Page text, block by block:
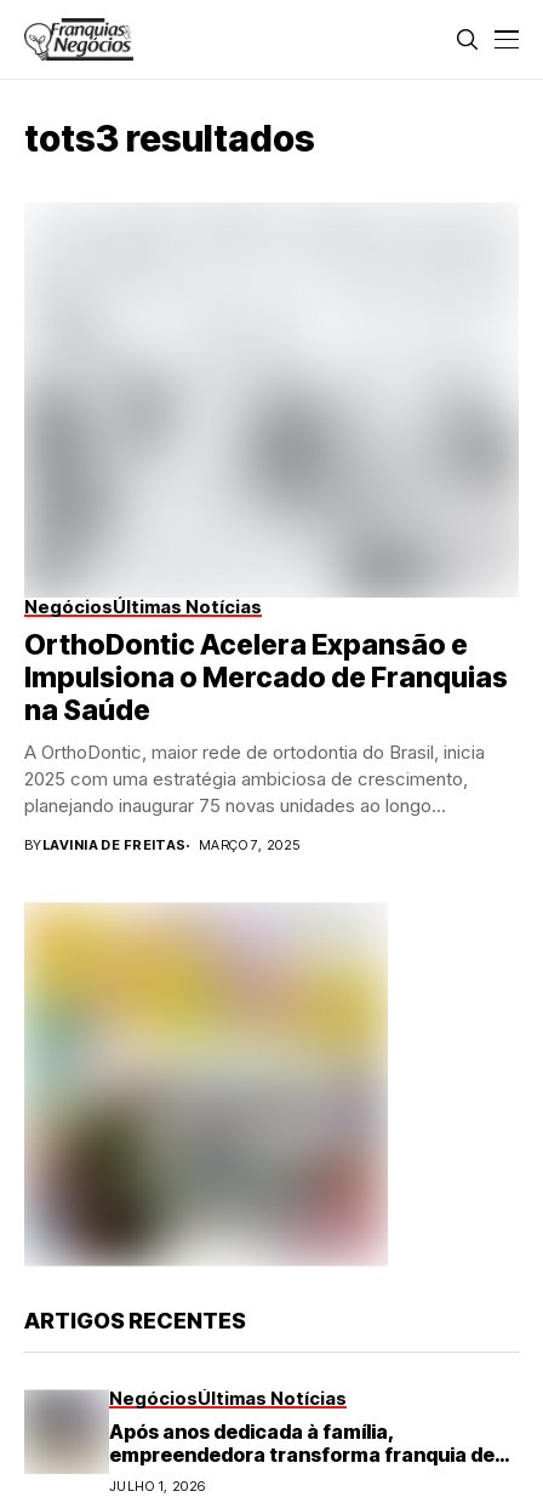
tots3 resultados
NegóciosÚltimas Notícias
OrthoDontic Acelera Expansão e
Impulsiona o Mercado de Franquias
na Saúde
A OrthoDontic, maior rede de ortodontia do Brasil, inicia
2025 com uma estratégia ambiciosa de crescimento,
planejando inaugurar 75 novas unidades ao longo...
BYLAVINIA DE FREITAS MARÇO 7, 2025
ARTIGOS RECENTES
NegóciosÚltimas Notícias
Após anos dedicada à família,
empreendedora transforma franquia de
turismo em negócio de destaque no RN
JULHO 1, 2026